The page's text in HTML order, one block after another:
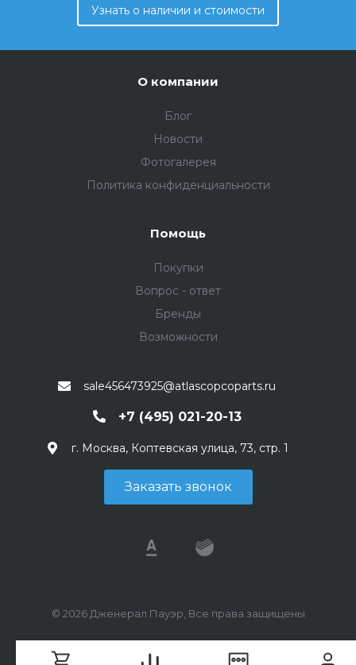
Узнать о наличии и стоимости
О компании
Блог
Новости
Фотогалерея
Политика конфиденциальности
Помощь
Покупки
Вопрос - ответ
Бренды
Возможности
sale456473925@atlascopcoparts.ru
+7 (495) 021-20-13
г. Москва, Коптевская улица, 73, стр. 1
Заказать звонок
© 2026 Дженерал Пауэр, Все права защищены